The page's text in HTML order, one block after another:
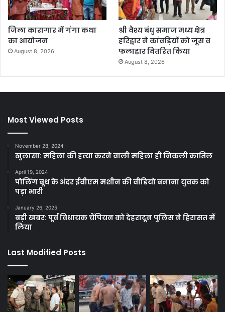
जिला कारागार में गंगा कथा
का आयोजन
August 8, 2026
श्री वैश्य बंधु समाज मध्य क्षेत्र
हरिद्वार ने कांवड़ियों को जूस व
फलाहार वितरित किया
August 8, 2026
Most Viewed Posts
November 28, 2024
खुलासा: महिला की हत्या करने वाली महिला ही निकली कातिल
April 19, 2024
पोलिंग बूथ के अंदर ईवीएम मशीन की वीडियो बनाना युवक को
पड़ा भारी
January 26, 2025
बड़ी खबर: पूर्व विधायक चैंपियन को देहरादून पुलिस ने हिरासत में
लिया
Last Modified Posts